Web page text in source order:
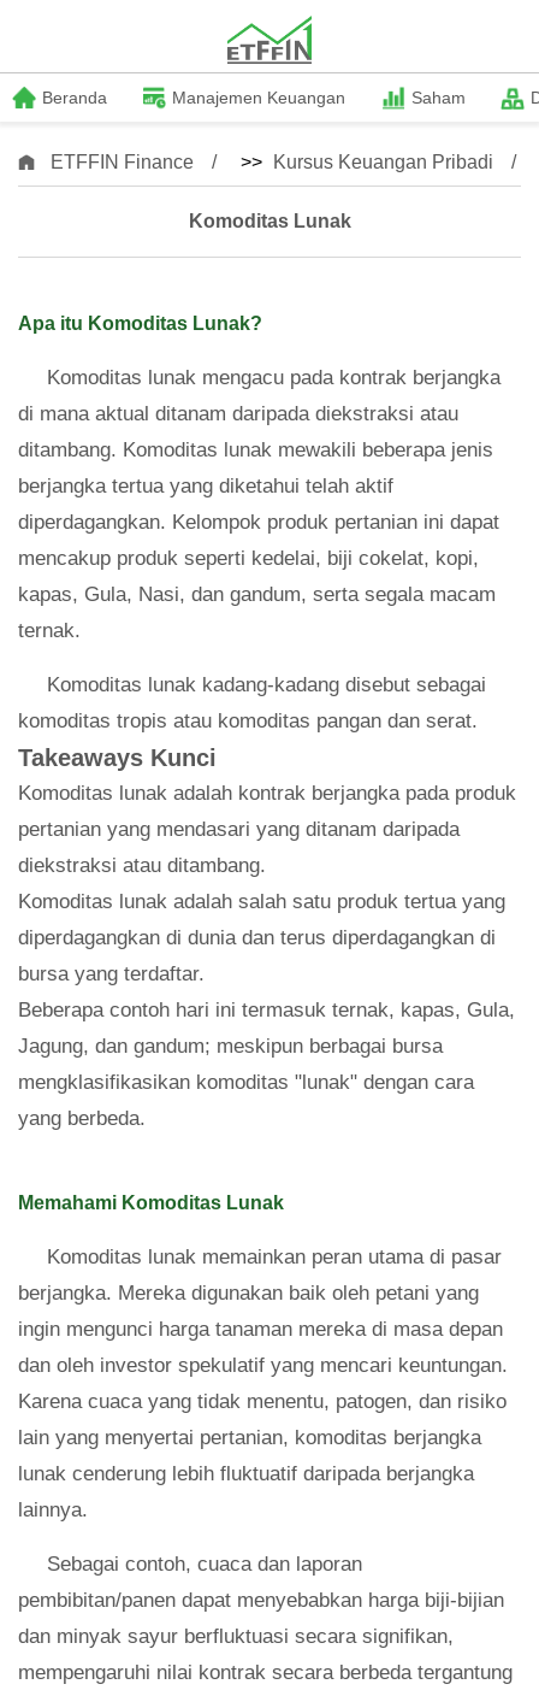
Beranda Manajemen Keuangan Saham
ETFFIN Finance >> Kursus Keuangan Pribadi
Komoditas Lunak
Apa itu Komoditas Lunak?
Komoditas lunak mengacu pada kontrak berjangka
di mana aktual ditanam daripada diekstraksi atau
ditambang. Komoditas lunak mewakili beberapa jenis
berjangka tertua yang diketahui telah aktif
diperdagangkan. Kelompok produk pertanian ini dapat
mencakup produk seperti kedelai, biji cokelat, kopi,
kapas, Gula, Nasi, dan gandum, serta segala macam
ternak.
Komoditas lunak kadang-kadang disebut sebagai
komoditas tropis atau komoditas pangan dan serat.
Takeaways Kunci
Komoditas lunak adalah kontrak berjangka pada produk
pertanian yang mendasari yang ditanam daripada
diekstraksi atau ditambang.
Komoditas lunak adalah salah satu produk tertua yang
diperdagangkan di dunia dan terus diperdagangkan di
bursa yang terdaftar.
Beberapa contoh hari ini termasuk ternak, kapas, Gula,
Jagung, dan gandum; meskipun berbagai bursa
mengklasifikasikan komoditas "lunak" dengan cara
yang berbeda.
Memahami Komoditas Lunak
Komoditas lunak memainkan peran utama di pasar
berjangka. Mereka digunakan baik oleh petani yang
ingin mengunci harga tanaman mereka di masa depan
dan oleh investor spekulatif yang mencari keuntungan.
Karena cuaca yang tidak menentu, patogen, dan risiko
lain yang menyertai pertanian, komoditas berjangka
lunak cenderung lebih fluktuatif daripada berjangka
lainnya.
Sebagai contoh, cuaca dan laporan
pembibitan/panen dapat menyebabkan harga biji-bijian
dan minyak sayur berfluktuasi secara signifikan,
mempengaruhi nilai kontrak secara berbeda tergantung